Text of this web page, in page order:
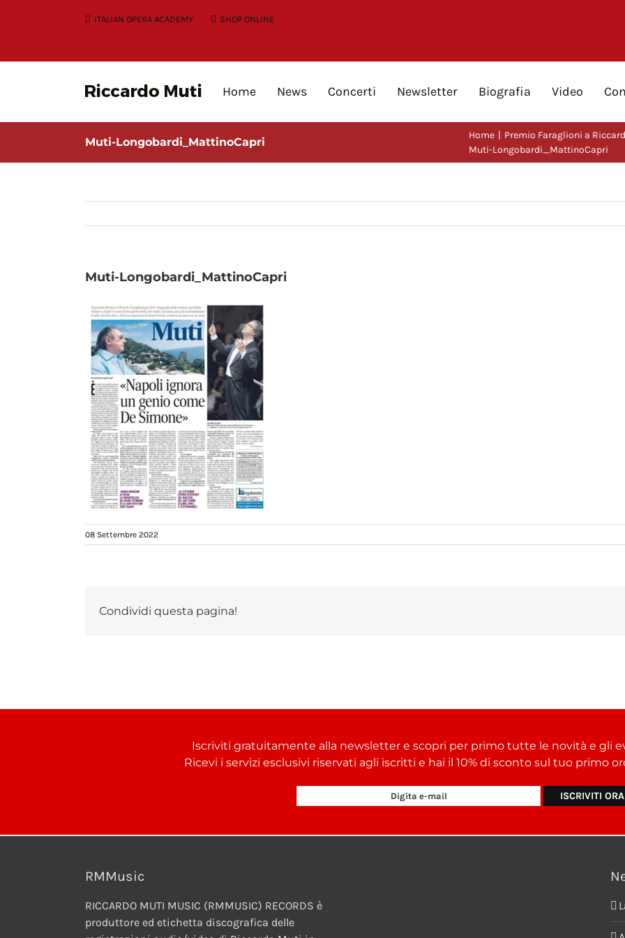
ITALIAN OPERA ACADEMY SHOP ONLINE
Home News Concerti Newsletter Biografia Video
Muti-Longobardi_MattinoCapri
Home
Premio Faraglioni a
Muti-Longobardi_MattinoCapri
Muti-Longobardi_MattinoCapri
08 Settembre 2022
Condividi questa pagina!
Iscriviti gratuitamente alla newsletter e scopri per primo tutte le novità e gli
Ricevi i servizi esclusivi riservati agli iscritti e hai il 10% di sconto sul tuo primo
RMMusic
RICCARDO MUTI MUSIC (RMMUSIC) RECORDS è
produttore ed etichetta discografica delle